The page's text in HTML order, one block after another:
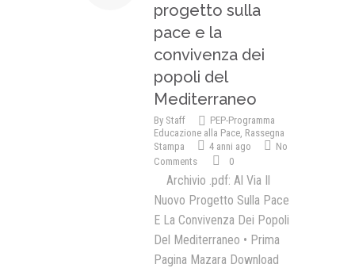
progetto sulla
pace e la
convivenza dei
popoli del
Mediterraneo
By Staff
PEP-Programma
Educazione alla Pace, Rassegna
Stampa
4 anni ago
No
Comments
0
Archivio .pdf: Al Via Il
Nuovo Progetto Sulla Pace
E La Convivenza Dei Popoli
Del Mediterraneo • Prima
Pagina Mazara Download